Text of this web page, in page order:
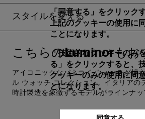
スタイルを変える
こちらのLuminorもお
アイコニックなパネライ ウォッチが揃
ル ウォッチ コレクション。イタリアの
時計製造を象徴するモデルがラインナッ
「同意する」をクリックす
上記のクッキーの使用に
ことになります。
「技術的なクッキーのみ
る」をクリックすると、
クッキーのみの使用に同
とになります。